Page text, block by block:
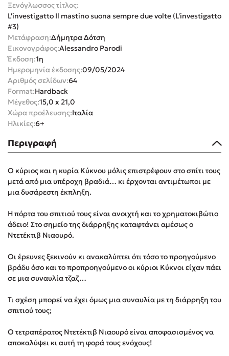
Δημοφιλείς Συγγραφείς
Φυστίκι ΠουΚυλάει
Παύλος Καστανάς
El Sombrero
Sebastian Fitzek
Κατρίνα Τσάνταλη
Lucinda Riley
Benzamin Bécue
Rebecca Yarros
Τζένη Κουτσοδημητροπούλου
Emily Henry
Cori Doerrfeld
Δανάη Ιμπραχήμ
Ξενόγλωσσος τίτλος:
L'investigatto Il mastino suona sempre due volte (L'investigatto
#3)
Μετάφραση:Δήμητρα Δότση
Εικονογράφος:Alessandro Parodi
Έκδοση:1η
Ημερομηνία έκδοσης:09/05/2024
Αριθμός σελίδων:64
Format:Hardback
Μέγεθος:15,0 x 21,0
Χώρα προέλευσης:Ιταλία
Ηλικίες:6+
Περιγραφή
Ο κύριος και η κυρία Κύκνου μόλις επιστρέφουν στο σπίτι τους
μετά από μια υπέροχη βραδιά… κι έρχονται αντιμέτωποι με
μια δυσάρεστη έκπληξη.
Η πόρτα του σπιτιού τους είναι ανοιχτή και το χρηματοκιβώτιο
άδειο! Στο σημείο της διάρρηξης καταφτάνει αμέσως ο
Ντετέκτιβ Νιαουρό.
Οι έρευνες ξεκινούν κι ανακαλύπτει ότι τόσο το προηγούμενο
βράδυ όσο και το προπροηγούμενο οι κύριοι Κύκνοι είχαν πάει
σε μια συναυλία τζαζ…
Τι σχέση μπορεί να έχει όμως μια συναυλία με τη διάρρηξη του
σπιτιού τους;
O τετραπέρατος Ντετέκτιβ Νιαουρό είναι αποφασισμένος να
αποκαλύψει κι αυτή τη φορά τους ενόχους!